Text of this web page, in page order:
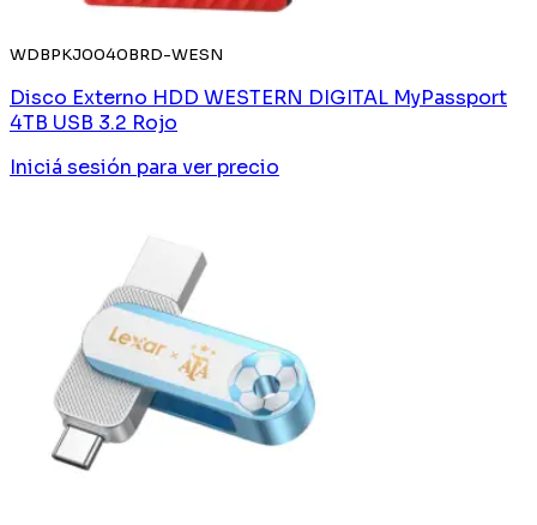
WDBPKJ0040BRD-WESN
Disco Externo HDD WESTERN DIGITAL MyPassport
4TB USB 3.2 Rojo
Iniciá sesión para ver precio